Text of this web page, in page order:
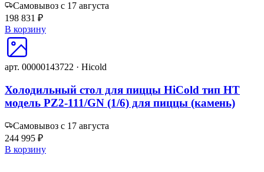
Самовывоз с 17 августа
198 831 ₽
В корзину
арт. 00000143722 · Hicold
Холодильный стол для пиццы HiCold тип HT
модель PZ2-111/GN (1/6) для пиццы (камень)
Самовывоз с 17 августа
244 995 ₽
В корзину